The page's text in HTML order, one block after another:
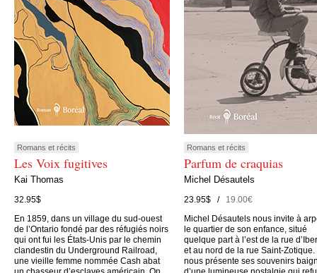
Romans et récits
Les Voix fugitives
Kai Thomas
32.95$
En 1859, dans un village du sud-ouest
de l’Ontario fondé par des réfugiés noirs
qui ont fui les États-Unis par le chemin
clandestin du Underground Railroad,
une vieille femme nommée Cash abat
Romans et récits
Parfum de craquias
Michel Désautels
23.95$ /19.00€
Michel Désautels nous invite à
le quartier de son enfance, situé
quelque part à l’est de la rue
et au nord de la rue Saint-Zotique.
nous présente ses souvenirs